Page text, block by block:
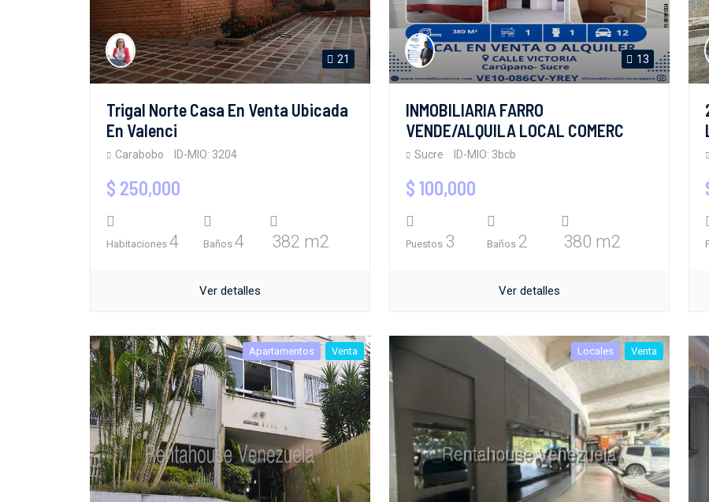
21
Trigal Norte Casa En Venta Ubicada
En Valenci
Carabobo ID-MIO: 3204
$ 250,000
Habitaciones 4 Baños 4 382 m2
Ver detalles
13
INMOBILIARIA FARRO
VENDE/ALQUILA LOCAL COMERC
Sucre ID-MIO: 3bcb
$ 100,000
Puestos 3 Baños 2 380 m2
Ver detalles
Apartamentos Venta Locales Venta